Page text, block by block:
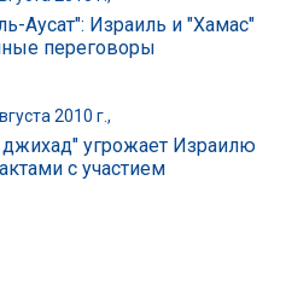
Аусат": Израиль и "Хамас"
переговоры
2010 г.,
угрожает Израилю
с участием